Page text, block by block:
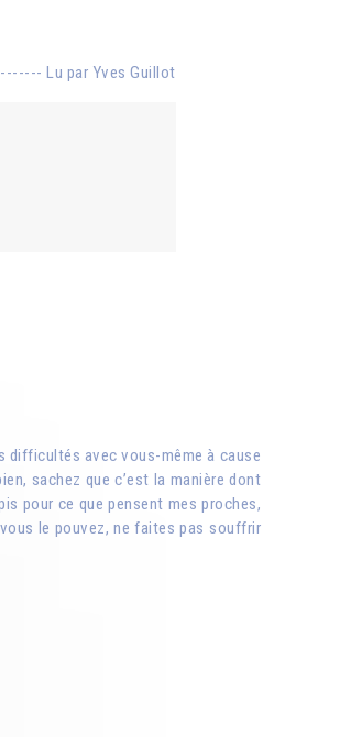
Lu par Yves Guillot
difficultés avec vous-même à cause
sachez que c’est la manière dont
pour ce que pensent mes proches,
le pouvez, ne faites pas souffrir